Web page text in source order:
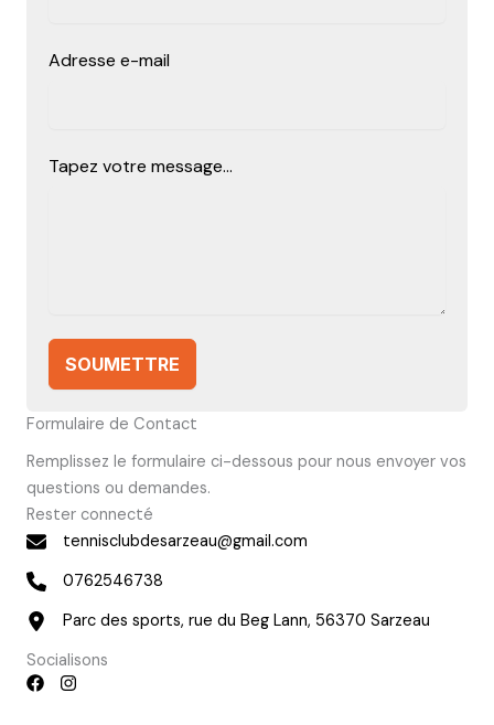
Adresse e-mail
Tapez votre message...
SOUMETTRE
Formulaire de Contact
Remplissez le formulaire ci-dessous pour nous envoyer vos
questions ou demandes.
Rester connecté
tennisclubdesarzeau@gmail.com
0762546738
Parc des sports, rue du Beg Lann, 56370 Sarzeau
Socialisons